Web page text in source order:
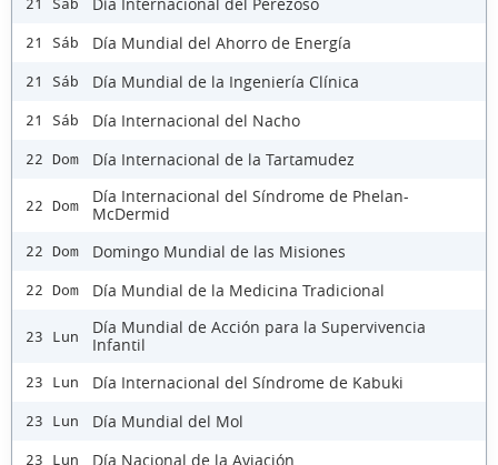
21 Sáb
21 Sáb Día Mundial del Ahorro de Energía
21 Sáb Día Mundial de la Ingeniería Clínica
21 Sáb Día Internacional del Nacho
22 Dom Día Internacional de la Tartamudez
22 Dom
Día Internacional del Síndrome de Phelan-
McDermid
22 Dom Domingo Mundial de las Misiones
22 Dom Día Mundial de la Medicina Tradicional
23 Lun
Día Mundial de Acción para la Supervivencia
Infantil
23 Lun Día Internacional del Síndrome de Kabuki
23 Lun Día Mundial del Mol
23 Lun Día Nacional de la Aviación